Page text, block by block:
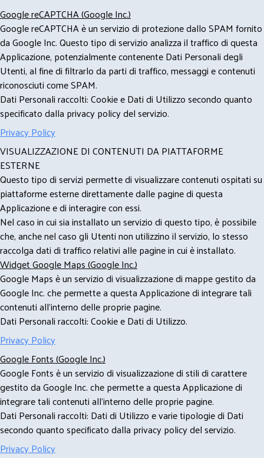
Google reCAPTCHA (Google Inc.)
Google reCAPTCHA è un servizio di protezione dallo SPAM fornito
da Google Inc. Questo tipo di servizio analizza il traffico di questa
Applicazione, potenzialmente contenente Dati Personali degli
Utenti, al fine di filtrarlo da parti di traffico, messaggi e contenuti
riconosciuti come SPAM.
Dati Personali raccolti: Cookie e Dati di Utilizzo secondo quanto
specificato dalla privacy policy del servizio.
Privacy Policy
VISUALIZZAZIONE DI CONTENUTI DA PIATTAFORME
ESTERNE
Questo tipo di servizi permette di visualizzare contenuti ospitati su
piattaforme esterne direttamente dalle pagine di questa
Applicazione e di interagire con essi.
Nel caso in cui sia installato un servizio di questo tipo, è possibile
che, anche nel caso gli Utenti non utilizzino il servizio, lo stesso
raccolga dati di traffico relativi alle pagine in cui è installato.
Widget Google Maps (Google Inc.)
Google Maps è un servizio di visualizzazione di mappe gestito da
Google Inc. che permette a questa Applicazione di integrare tali
contenuti all'interno delle proprie pagine.
Dati Personali raccolti: Cookie e Dati di Utilizzo.
Privacy Policy
Google Fonts (Google Inc.)
Google Fonts è un servizio di visualizzazione di stili di carattere
gestito da Google Inc. che permette a questa Applicazione di
integrare tali contenuti all'interno delle proprie pagine.
Dati Personali raccolti: Dati di Utilizzo e varie tipologie di Dati
secondo quanto specificato dalla privacy policy del servizio.
Privacy Policy